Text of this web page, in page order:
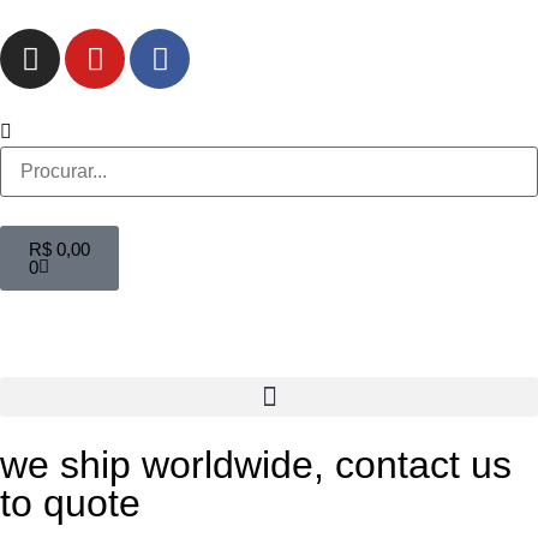
R$ 0,00
0
we ship worldwide, contact us
to quote